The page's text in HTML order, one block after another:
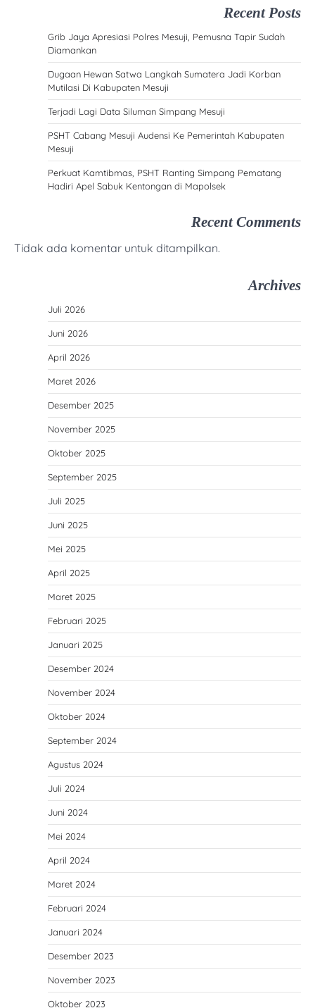
Recent Posts
Grib Jaya Apresiasi Polres Mesuji, Pemusna Tapir Sudah
Diamankan
Dugaan Hewan Satwa Langkah Sumatera Jadi Korban
Mutilasi Di Kabupaten Mesuji
Terjadi Lagi Data Siluman Simpang Mesuji
PSHT Cabang Mesuji Audensi Ke Pemerintah Kabupaten
Mesuji
Perkuat Kamtibmas, PSHT Ranting Simpang Pematang
Hadiri Apel Sabuk Kentongan di Mapolsek
Recent Comments
Tidak ada komentar untuk ditampilkan.
Archives
Juli 2026
Juni 2026
April 2026
Maret 2026
Desember 2025
November 2025
Oktober 2025
September 2025
Juli 2025
Juni 2025
Mei 2025
April 2025
Maret 2025
Februari 2025
Januari 2025
Desember 2024
November 2024
Oktober 2024
September 2024
Agustus 2024
Juli 2024
Juni 2024
Mei 2024
April 2024
Maret 2024
Februari 2024
Januari 2024
Desember 2023
November 2023
Oktober 2023